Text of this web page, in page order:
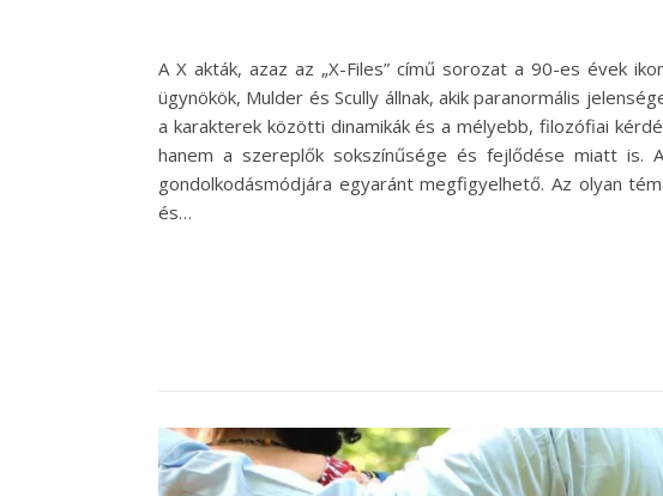
A X akták, azaz az „X-Files” című sorozat a 90-es évek
ügynökök, Mulder és Scully állnak, akik paranormális
a karakterek közötti dinamikák és a mélyebb, filozófiai
hanem a szereplők sokszínűsége és fejlődése miatt is.
gondolkodásmódjára egyaránt megfigyelhető. Az olyan
és…